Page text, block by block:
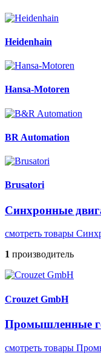
Heidenhain
Hansa-Motoren
BR Automation
Brusatori
Синхронные
смотреть товары
1 производитель
Crouzet GmbH
Промышленные
смотреть товары